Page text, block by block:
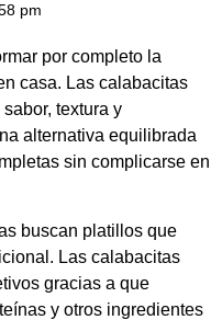
pm
por completo la
casa. Las calabacitas
textura y
alternativa equilibrada
sin complicarse en
buscan platillos que
Las calabacitas
gracias a que
y otros ingredientes